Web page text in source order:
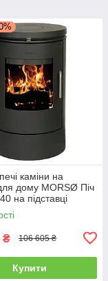
каміни на
дому MORSØ Піч
на підставці
тривалого
₴ 106 605 ₴
Купити